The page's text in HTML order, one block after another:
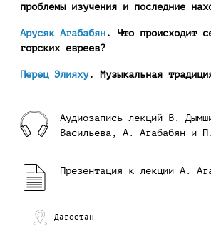
проблемы изучения и последние
Арусяк Агабабян . Что происходит
горских евреев?
Перец Элияху. Музыкальная
Аудиозапись лекций В.
Васильева, А. Агабабян и
Презентация к лекции А.
Дагестан